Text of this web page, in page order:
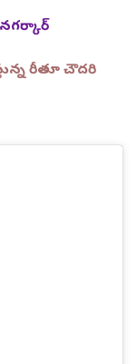
రీతూ చౌదరి